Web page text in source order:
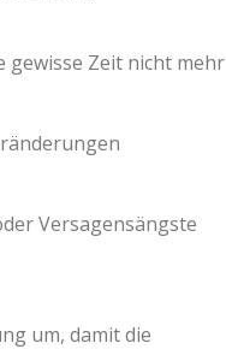
gewisse Zeit nicht mehr
Versagensängste
um, damit die